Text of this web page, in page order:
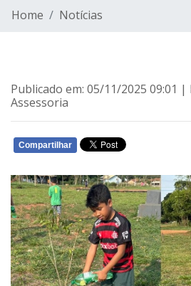
Home Notícias
Publicado em: 05/11/2025 09:01 |
Assessoria
Compartilhar